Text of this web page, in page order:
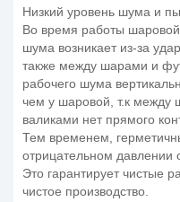
Низкий уровень шума и
Во время работы
шума возникает из-за
также между шарами и
рабочего шума
чем у шаровой, т.к
валиками нет прямого
Тем временем,
отрицательном давлении
Это гарантирует чистые
чистое производство.